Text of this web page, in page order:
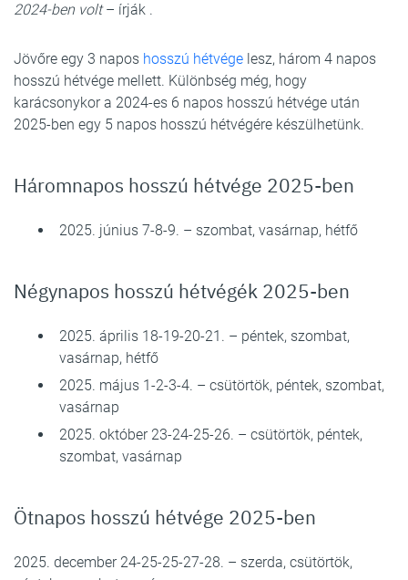
2024-ben volt– írják .
Jövőre egy 3 napos hosszú hétvége lesz, három 4 napos
hosszú hétvége mellett. Különbség még, hogy
karácsonykor a 2024-es 6 napos hosszú hétvége után
2025-ben egy 5 napos hosszú hétvégére készülhetünk.
Háromnapos hosszú hétvége 2025-ben
2025. június 7-8-9. – szombat, vasárnap, hétfő
Négynapos hosszú hétvégék 2025-ben
2025. április 18-19-20-21. – péntek, szombat,
vasárnap, hétfő
2025. május 1-2-3-4. – csütörtök, péntek, szombat,
vasárnap
2025. október 23-24-25-26. – csütörtök, péntek,
szombat, vasárnap
Ötnapos hosszú hétvége 2025-ben
2025. december 24-25-25-27-28. – szerda, csütörtök,